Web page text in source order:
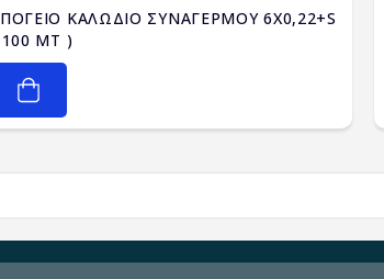
ΚΑΛΩΔΙΟ ΣΥΝΑΓΕΡΜΟΥ 6X0,22+S
MT )